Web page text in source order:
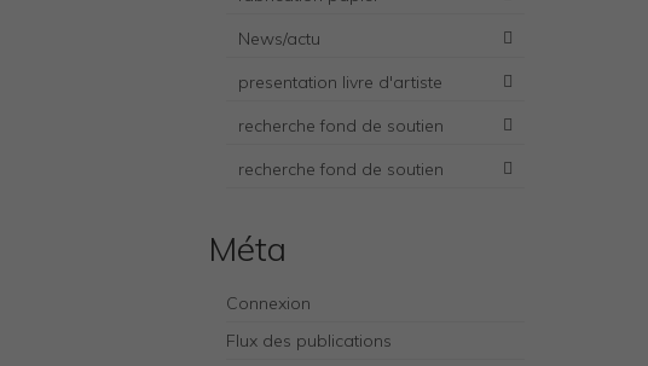
News/actu
presentation livre d'artiste
recherche fond de soutien
recherche fond de soutien
Méta
Connexion
Flux des publications